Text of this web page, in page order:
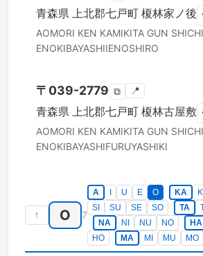
青森県 上北郡七戸町 榎林家ノ後
AOMORI KEN KAMIKITA GUN
ENOKIBAYASHIIENOSHIRO
〒 039-2779 ⧉ 📍
青森県 上北郡七戸町 榎林古屋敷
AOMORI KEN KAMIKITA GUN
ENOKIBAYASHIFURUYASHIKI
↑ O 7
A U E O KA KI
SI
SU SE SO TA
NA
NI NU NO HA
HO
MA MI MU MO